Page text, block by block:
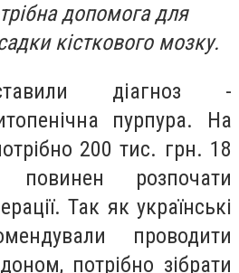
допомога для
кісткового мозку.
діагноз -
пурпура. На
200 тис. грн. 18
розпочати
Так як українські
проводити
потрібно зібрати